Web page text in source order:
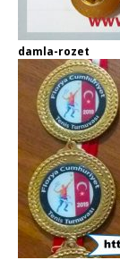
damla-rozet